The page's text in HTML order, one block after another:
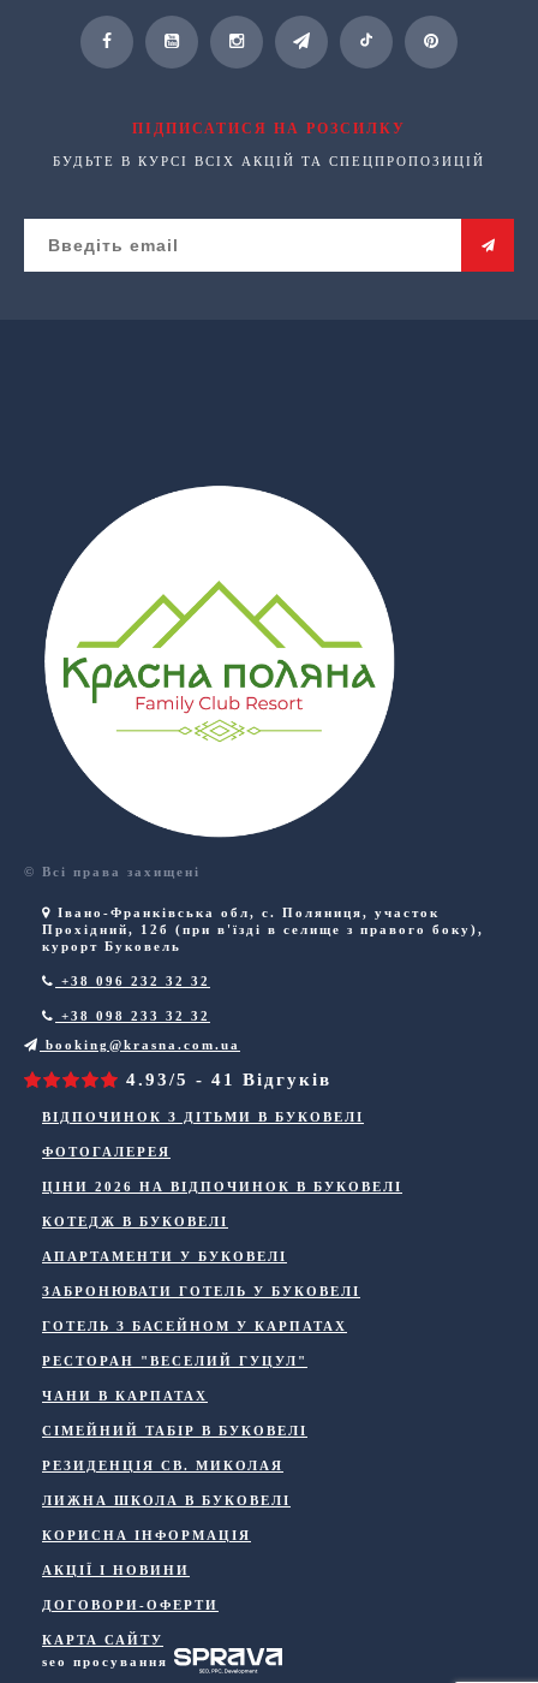
ПІДПИСАТИСЯ НА РОЗСИЛКУ
БУДЬТЕ В КУРСІ ВСІХ АКЦІЙ ТА СПЕЦПРОПОЗИЦІЙ
© Всі права захищені
Івано-Франківська обл, с. Поляниця, участок
Прохідний, 12б (при в'їзді в селище з правого боку),
курорт Буковель
+38 096 232 32 32
+38 098 233 32 32
booking@krasna.com.ua
4.93/5 - 41 Відгуків
ВІДПОЧИНОК З ДІТЬМИ В БУКОВЕЛІ
ФОТОГАЛЕРЕЯ
ЦІНИ 2026 НА ВІДПОЧИНОК В БУКОВЕЛІ
КОТЕДЖ В БУКОВЕЛІ
АПАРТАМЕНТИ У БУКОВЕЛІ
ЗАБРОНЮВАТИ ГОТЕЛЬ У БУКОВЕЛІ
ГОТЕЛЬ З БАСЕЙНОМ У КАРПАТАХ
РЕСТОРАН "ВЕСЕЛИЙ ГУЦУЛ"
ЧАНИ В КАРПАТАХ
СІМЕЙНИЙ ТАБІР В БУКОВЕЛІ
РЕЗИДЕНЦІЯ СВ. МИКОЛАЯ
ЛИЖНА ШКОЛА В БУКОВЕЛІ
КОРИСНА ІНФОРМАЦІЯ
АКЦІЇ І НОВИНИ
ДОГОВОРИ-ОФЕРТИ
КАРТА САЙТУ
seo просування